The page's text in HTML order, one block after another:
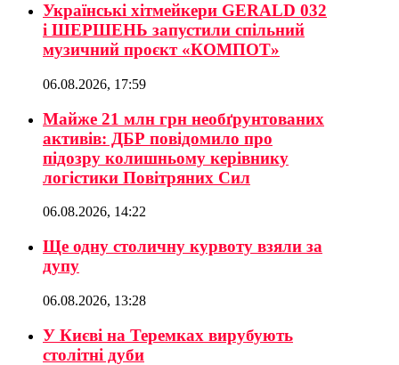
Українські хітмейкери GERALD 032
і ШЕРШЕНЬ запустили спільний
музичний проєкт «КОМПОТ»
06.08.2026, 17:59
Майже 21 млн грн необґрунтованих
активів: ДБР повідомило про
підозру колишньому керівнику
логістики Повітряних Сил
06.08.2026, 14:22
Ще одну столичну курвоту взяли за
дупу
06.08.2026, 13:28
У Києві на Теремках вирубують
столітні дуби